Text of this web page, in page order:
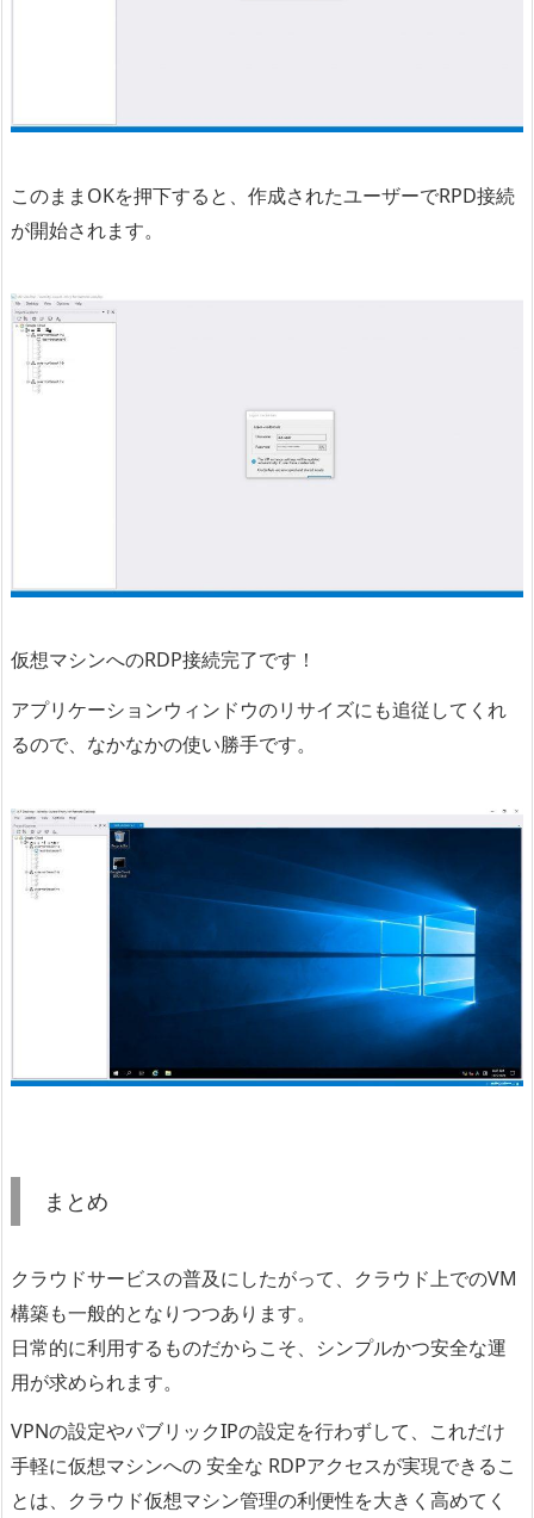
このままOKを押下すると、作成されたユーザーでRPD接続
が開始されます。
仮想マシンへのRDP接続完了です！
アプリケーションウィンドウのリサイズにも追従してくれ
るので、なかなかの使い勝手です。
まとめ
クラウドサービスの普及にしたがって、クラウド上でのVM
構築も一般的となりつつあります。
日常的に利用するものだからこそ、シンプルかつ安全な運
用が求められます。
VPNの設定やパブリックIPの設定を行わずして、これだけ
手軽に仮想マシンへの 安全な RDPアクセスが実現できるこ
とは、クラウド仮想マシン管理の利便性を大きく高めてく